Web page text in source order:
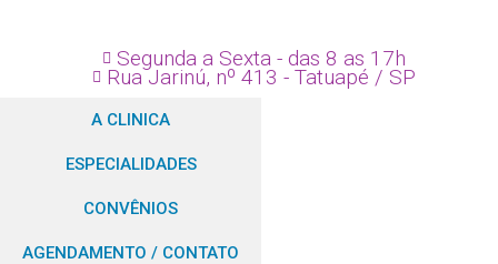
Segunda a Sexta - das 8 as 17h
Rua Jarinú, nº 413 - Tatuapé / SP
A CLINICA
ESPECIALIDADES
CONVÊNIOS
AGENDAMENTO / CONTATO